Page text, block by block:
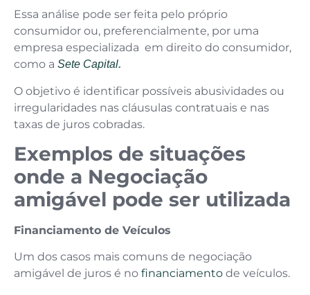
Essa análise pode ser feita pelo próprio
consumidor ou, preferencialmente, por uma
empresa especializada em direito do consumidor,
como a Sete Capital.
O objetivo é identificar possíveis abusividades ou
irregularidades nas cláusulas contratuais e nas
taxas de juros cobradas.
Exemplos de situações
onde a Negociação
amigável pode ser utilizada
Financiamento de Veículos
Um dos casos mais comuns de negociação
amigável de juros é no financiamento de veículos.